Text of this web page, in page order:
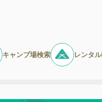
キャンプ場検索 レンタル